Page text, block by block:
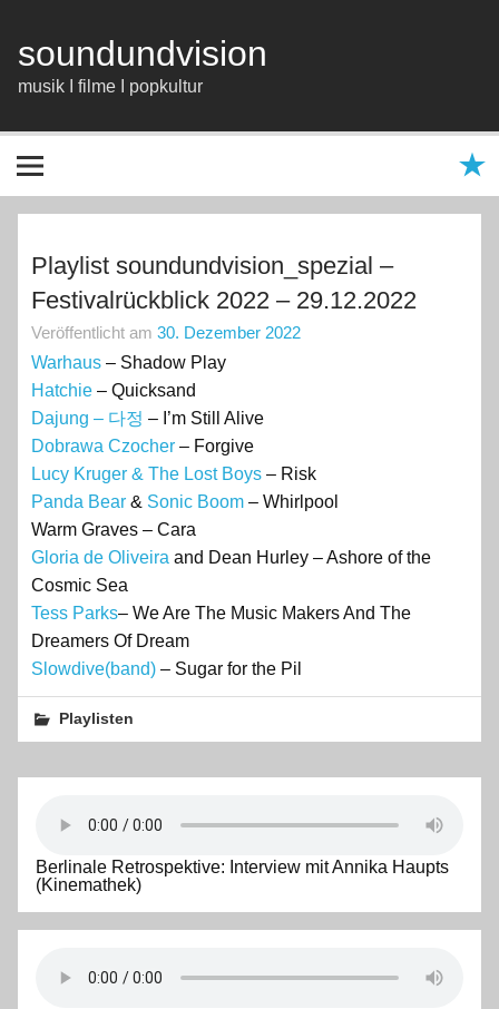
springen
soundundvision
musik I filme I popkultur
Playlist soundundvision_spezial –
Festivalrückblick 2022 – 29.12.2022
Veröffentlicht am 30. Dezember 2022
Warhaus – Shadow Play
Hatchie – Quicksand
Dajung – 다정 – I’m Still Alive
Dobrawa Czocher – Forgive
Lucy Kruger & The Lost Boys – Risk
Panda Bear & Sonic Boom – Whirlpool
Warm Graves – Cara
Gloria de Oliveira and Dean Hurley – Ashore of the
Cosmic Sea
Tess Parks– We Are The Music Makers And The
Dreamers Of Dream
Slowdive(band) – Sugar for the Pil
Playlisten
Berlinale Retrospektive: Interview mit Annika Haupts
(Kinemathek)